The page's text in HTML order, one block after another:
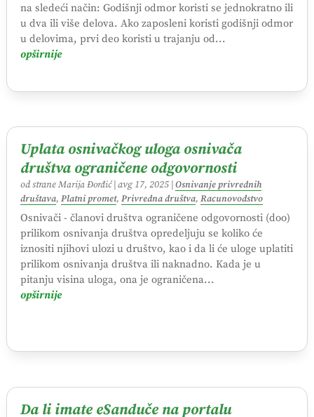
na sledeći način: Godišnji odmor koristi se jednokratno ili
u dva ili više delova. Ako zaposleni koristi godišnji odmor
u delovima, prvi deo koristi u trajanju od...
opširnije
Uplata osnivačkog uloga osnivača
društva ograničene odgovornosti
od straneMarija Đorđić| avg 17, 2025| Osnivanje privrednih
društava, Platni promet, Privredna društva, Racunovodstvo
Osnivači - članovi društva ograničene odgovornosti (doo)
prilikom osnivanja društva opredeljuju se koliko će
iznositi njihovi ulozi u društvo, kao i da li će uloge uplatiti
prilikom osnivanja društva ili naknadno. Kada je u
pitanju visina uloga, ona je ograničena...
opširnije
Da li imate eSanduče na portalu